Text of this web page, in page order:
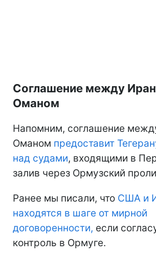
Соглашение между
Оманом
Напомним, соглашение
Оманом предоставит
над судами, входящими в
залив через Ормузский
Ранее мы писали, что США и
находятся в шаге от мирной
договоренности, если
контроль в Ормуге.